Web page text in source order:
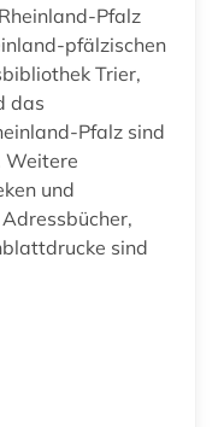
Pfalz
pfälzischen
das
Pfalz sind
Weitere
und
sind